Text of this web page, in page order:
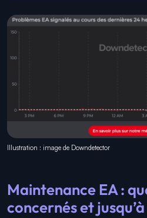
Illustration : image de Downdetector
Maintenance EA :
concernés et